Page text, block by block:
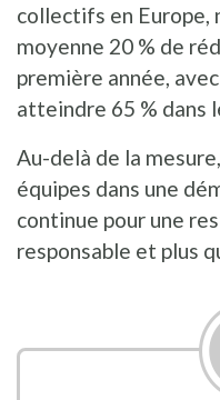
collectifs en
moyenne 20 % de
première année,
atteindre 65 % dans
Au-delà de la mesure,
équipes dans une
continue pour une
responsable et plus